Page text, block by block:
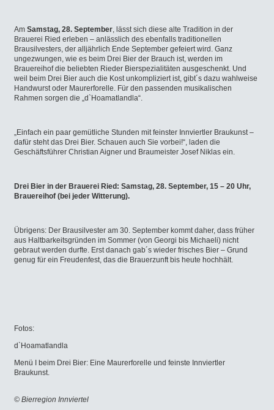
Am Samstag, 28. September, lässt sich diese alte Tradition in der
Brauerei Ried erleben – anlässlich des ebenfalls traditionellen
Brausilvesters, der alljährlich Ende September gefeiert wird. Ganz
ungezwungen, wie es beim Drei Bier der Brauch ist, werden im
Brauereihof die beliebten Rieder Bierspezialitäten ausgeschenkt. Und
weil beim Drei Bier auch die Kost unkompliziert ist, gibt´s dazu wahlweise
Handwurst oder Maurerforelle. Für den passenden musikalischen
Rahmen sorgen die „d`Hoamatlandla“.
„Einfach ein paar gemütliche Stunden mit feinster Innviertler Braukunst –
dafür steht das Drei Bier. Schauen auch Sie vorbei!“, laden die
Geschäftsführer Christian Aigner und Braumeister Josef Niklas ein.
Drei Bier in der Brauerei Ried: Samstag, 28. September, 15 – 20 Uhr,
Brauereihof (bei jeder Witterung).
Übrigens: Der Brausilvester am 30. September kommt daher, dass früher
aus Haltbarkeitsgründen im Sommer (von Georgi bis Michaeli) nicht
gebraut werden durfte. Erst danach gab´s wieder frisches Bier – Grund
genug für ein Freudenfest, das die Brauerzunft bis heute hochhält.
Fotos:
d`Hoamatlandla
Menü I beim Drei Bier: Eine Maurerforelle und feinste Innviertler
Braukunst.
© Bierregion Innviertel